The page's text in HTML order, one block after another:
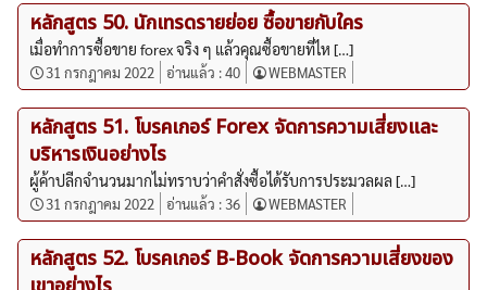
หลักสูตร 50. นักเทรดรายย่อย ซื้อขายกับใคร
เมื่อทำการซื้อขาย forex จริง ๆ แล้วคุณซื้อขายที่ไห […]
31 กรกฎาคม 2022 อ่านแล้ว :40 WEBMASTER
หลักสูตร 51. โบรคเกอร์ Forex จัดการความเสี่ยงและ
บริหารเงินอย่างไร
ผู้ค้าปลีกจำนวนมากไม่ทราบว่าคำสั่งซื้อได้รับการประมวลผล […]
31 กรกฎาคม 2022 อ่านแล้ว :36 WEBMASTER
หลักสูตร 52. โบรคเกอร์ B-Book จัดการความเสี่ยงของ